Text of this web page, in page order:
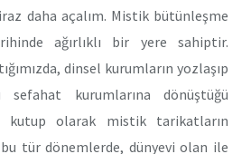
daha açalım. Mistik bütünleşme
ağırlıklı bir yere sahiptir.
dinsel kurumların yozlaşıp
sefahat kurumlarına dönüştüğü
kutup olarak mistik tarikatların
tür dönemlerde, dünyevi olan ile